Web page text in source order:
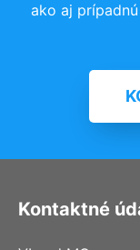
ako aj
Kontaktné